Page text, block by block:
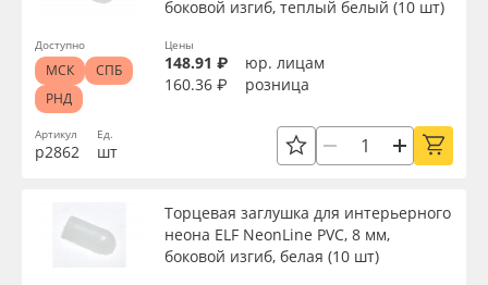
Артикул
р2862
боковой изгиб, теплый белый (10 шт)
Ед.
шт
Цены
148.91 ₽
юр. лицам
160.36 ₽
розница
Доступно
МСК
СПБ
РНД
Торцевая заглушка для интерьерного
неона ELF NeonLine PVC, 8 мм,
боковой изгиб, белая (10 шт)